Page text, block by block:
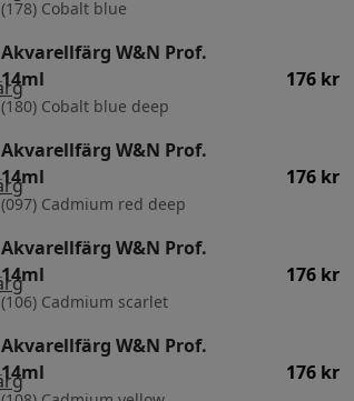
(178) Cobalt blue
Akvarellfärg W&N Prof.
14ml
(180) Cobalt blue deep
176 kr
Akvarellfärg W&N Prof.
14ml
(097) Cadmium red deep
176 kr
Akvarellfärg W&N Prof.
14ml
(106) Cadmium scarlet
176 kr
Akvarellfärg W&N Prof.
14ml
176 kr